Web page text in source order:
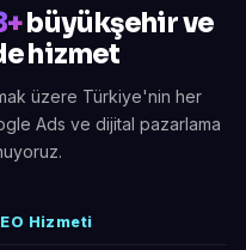
büyükşehir ve
hizmet
üzere Türkiye'nin her
Ads ve dijital pazarlama
Hizmeti